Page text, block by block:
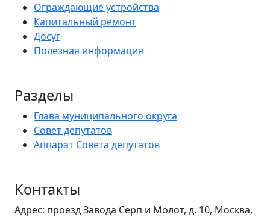
Ограждающие устройства
Капитальный ремонт
Досуг
Полезная информация
Разделы
Глава муниципального округа
Совет депутатов
Аппарат Совета депутатов
Контакты
Адрес: проезд Завода Серп и Молот, д. 10, Москва,